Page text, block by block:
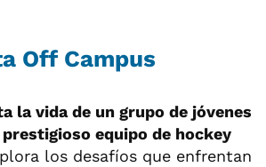
Off Campus
la vida de un grupo de jóvenes
equipo de hockey
los desafíos que enfrentan